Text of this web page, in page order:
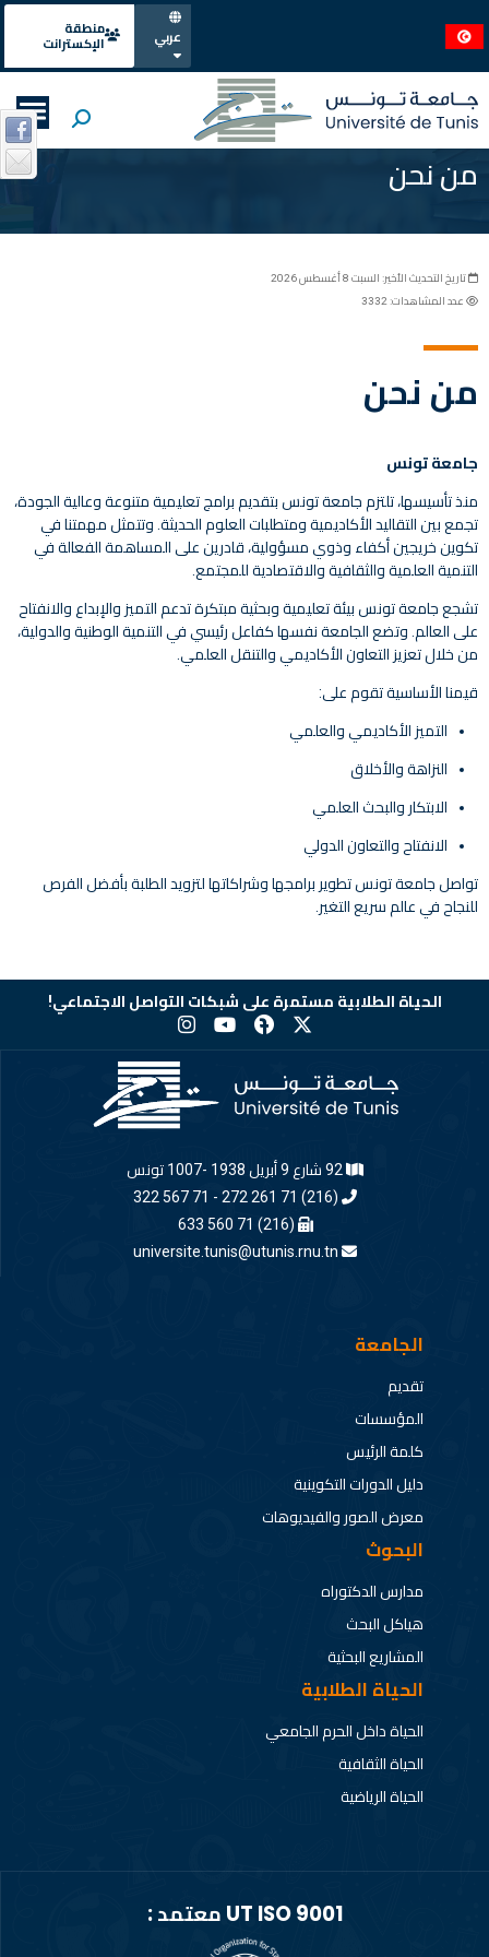
عربي
منطقة
الإكسترانت
من نحن
تاريخ التحديث الأخير: السبت 8 أغسطس 2026
عدد المشاهدات: 3332
من نحن
جامعة تونس
منذ تأسيسها، تلتزم جامعة تونس بتقديم برامج تعليمية متنوعة وعالية الجودة،
تجمع بين التقاليد الأكاديمية ومتطلبات العلوم الحديثة. وتتمثل مهمتنا في
تكوين خريجين أكفاء وذوي مسؤولية، قادرين على المساهمة الفعالة في
التنمية العلمية والثقافية والاقتصادية للمجتمع.
تشجع جامعة تونس بيئة تعليمية وبحثية مبتكرة تدعم التميز والإبداع والانفتاح
على العالم. وتضع الجامعة نفسها كفاعل رئيسي في التنمية الوطنية والدولية،
من خلال تعزيز التعاون الأكاديمي والتنقل العلمي.
قيمنا الأساسية تقوم على:
التميز الأكاديمي والعلمي
النزاهة والأخلاق
الابتكار والبحث العلمي
الانفتاح والتعاون الدولي
تواصل جامعة تونس تطوير برامجها وشراكاتها لتزويد الطلبة بأفضل الفرص
للنجاح في عالم سريع التغير.
الحياة الطلابية مستمرة على شبكات التواصل الاجتماعي!
(216) 71 261 272 - 71 567 322
(216) 71 560 633
universite.tunis@utunis.rnu.tn
الجامعة
تقديم
المؤسسات
كلمة الرئيس
دليل الدورات التكوينية
معرض الصور والفيديوهات
البحوث
مدارس الدكتوراه
هياكل البحث
المشاريع البحثية
الحياة الطلابية
الحياة داخل الحرم الجامعي
الحياة الثقافية
الحياة الرياضية
UT ISO 9001 معتمد :